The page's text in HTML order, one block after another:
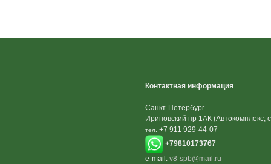
Контактная информация
Санкт-Петербург
Ириновский пр 1АК (Автокомплекс,
тел. +7 911 929-44-07
+79810173767
e-mail: v8-spb@mail.ru